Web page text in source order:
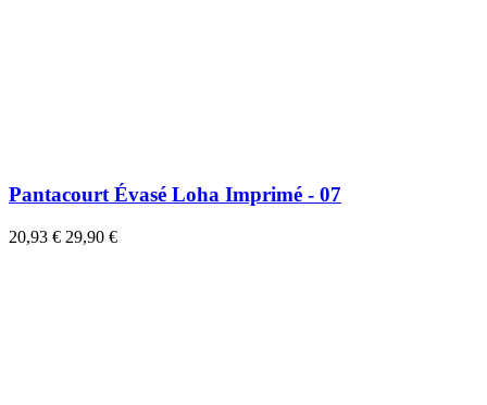
Pantacourt Évasé Loha Imprimé - 07
20,93 € 29,90 €